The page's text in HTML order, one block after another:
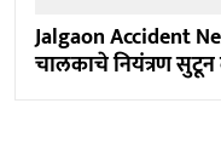
Jalgaon Accident
चालकाचे नियंत्रण सुटून